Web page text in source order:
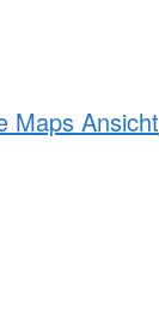
Maps Ansicht